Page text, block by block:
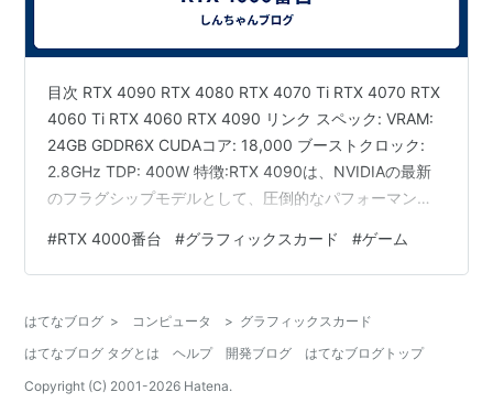
目次 RTX 4090 RTX 4080 RTX 4070 Ti RTX 4070 RTX
4060 Ti RTX 4060 RTX 4090 リンク スペック: VRAM:
24GB GDDR6X CUDAコア: 18,000 ブーストクロック:
2.8GHz TDP: 400W 特徴:RTX 4090は、NVIDIAの最新
のフラグシップモデルとして、圧倒的なパフォーマンス
解像度ゲームや、複雑な3Dレンダリングをスムーズにこ
なします。また、CUDAコアの数が前世代と比べて大幅に
クの処…
#RTX 4000番台 #グラフィックスカード #ゲーム
はてなブログ > コンピュータ > グラフィックスカード
はてなブログ タグとは
ヘルプ 開発ブログ
はてなブログトップ
Copyright (C) 2001-2026 Hatena.